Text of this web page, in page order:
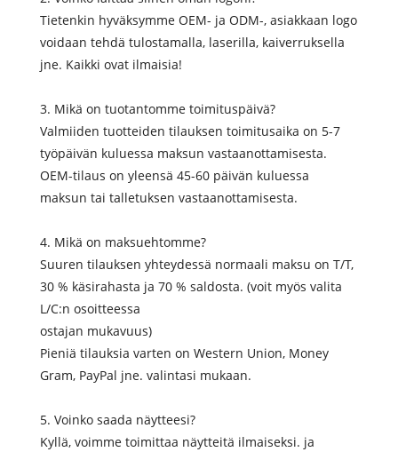
Tietenkin hyväksymme OEM- ja ODM-, asiakkaan logo
voidaan tehdä tulostamalla, laserilla, kaiverruksella
jne. Kaikki ovat ilmaisia!
3. Mikä on tuotantomme toimituspäivä?
Valmiiden tuotteiden tilauksen toimitusaika on 5-7
työpäivän kuluessa maksun vastaanottamisesta.
OEM-tilaus on yleensä 45-60 päivän kuluessa
maksun tai talletuksen vastaanottamisesta.
4. Mikä on maksuehtomme?
Suuren tilauksen yhteydessä normaali maksu on T/T,
30 % käsirahasta ja 70 % saldosta. (voit myös valita
L/C:n osoitteessa
ostajan mukavuus)
Pieniä tilauksia varten on Western Union, Money
Gram, PayPal jne. valintasi mukaan.
5. Voinko saada näytteesi?
Kyllä, voimme toimittaa näytteitä ilmaiseksi. ja